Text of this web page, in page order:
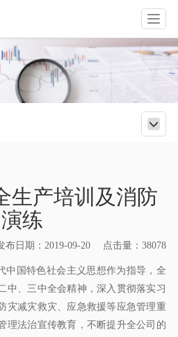
T
o
g
n
a
v
t
i
T
o
e
n
i
a
t
i
o
生产培训及消防
演练
布日期：2019-09-20 点击量：38078
国特色社会主义思想作为指导，全
中、三中全会精神，深入贯彻落实习
灾减灾救灾、应急救援等应急管理重
理法治宣传教育，不断提升全公司的